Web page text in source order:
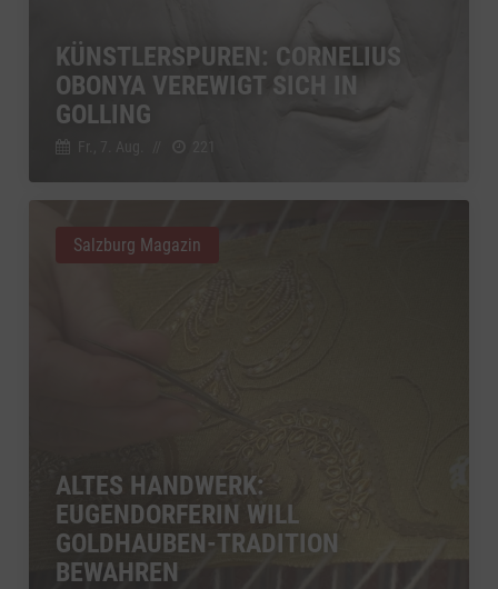
KÜNSTLERSPUREN: CORNELIUS
OBONYA VEREWIGT SICH IN
GOLLING
Fr., 7. Aug.
ALTES HANDWERK:
EUGENDORFERIN WILL
GOLDHAUBEN-TRADITION
BEWAHREN
Salzburg Magazin